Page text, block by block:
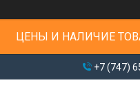
ЦЕНЫ И НАЛИЧИЕ
+7 (747)